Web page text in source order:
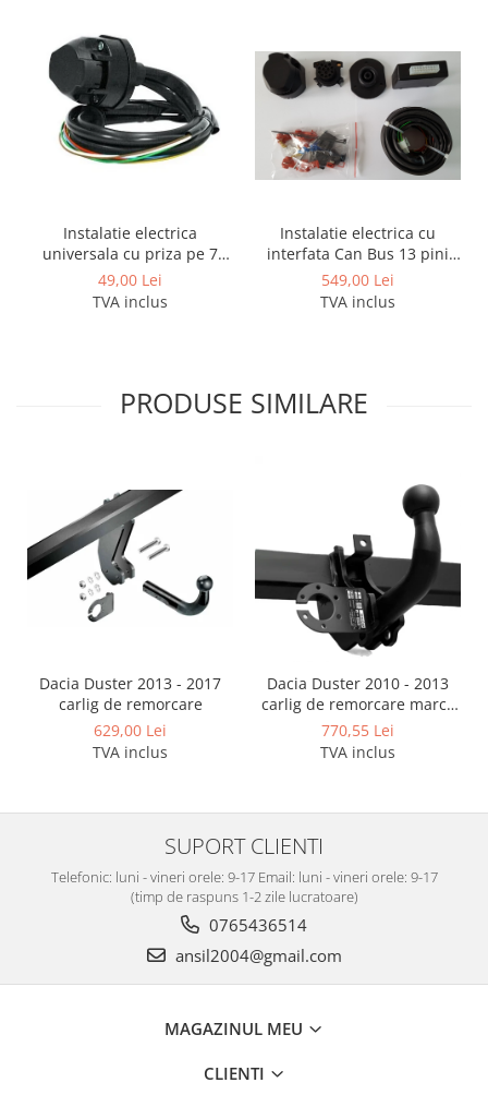
Covorase auto Jeep
Covorase auto Kia
Covorase auto Land Rover
Covorase auto Lexus
Covorase auto Mazda
Covorase auto Mitsubishi
Covorase auto Nissan
Covorase auto Opel
Covorase auto Saab
Covorase auto Subaru
Covorase auto Suzuki
Covorase auto Toyota
Covorase auto Volvo
Covorase auto Vw
transversale
Echipamente
Generatoare curent portabile
Accesorii genti-rucsacuri
Genti laptop
Genti schi si snowboard
Grilaje portbagaj auto
Instalatie electrica
universala cu priza pe 7
pini
49,00 Lei
TVA inclus
Instalatie electrica cu
interfata Can Bus 13 pini
activi
549,00 Lei
TVA inclus
PRODUSE SIMILARE
Dacia Duster 2013 - 2017
carlig de remorcare
629,00 Lei
TVA inclus
Dacia Duster 2010 - 2013
carlig de remorcare marca
Autohak
770,55 Lei
TVA inclus
SUPORT CLIENTI
Telefonic: luni - vineri orele: 9-17 Email: luni - vineri orele: 9-17
(timp de raspuns 1-2 zile lucratoare)
0765436514
ansil2004@gmail.com
MAGAZINUL MEU
CLIENTI